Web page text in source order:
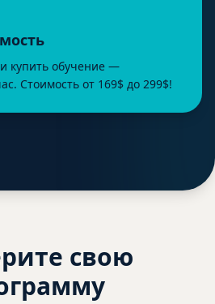
купить обучение —
Стоимость от 169$ до 299$!
свою